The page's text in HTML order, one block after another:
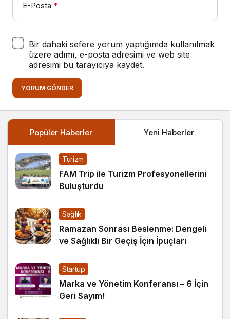
E-Posta *
Bir dahaki sefere yorum yaptığımda kullanılmak
üzere adımı, e-posta adresimi ve web site
adresimi bu tarayıcıya kaydet.
YORUM GÖNDER
Popüler Haberler Yeni Haberler
Turizm
FAM Trip ile Turizm Profesyonellerini
Buluşturdu
Sağlık
Ramazan Sonrası Beslenme: Dengeli
ve Sağlıklı Bir Geçiş İçin İpuçları
Startup
Marka ve Yönetim Konferansı – 6 İçin
Geri Sayım!